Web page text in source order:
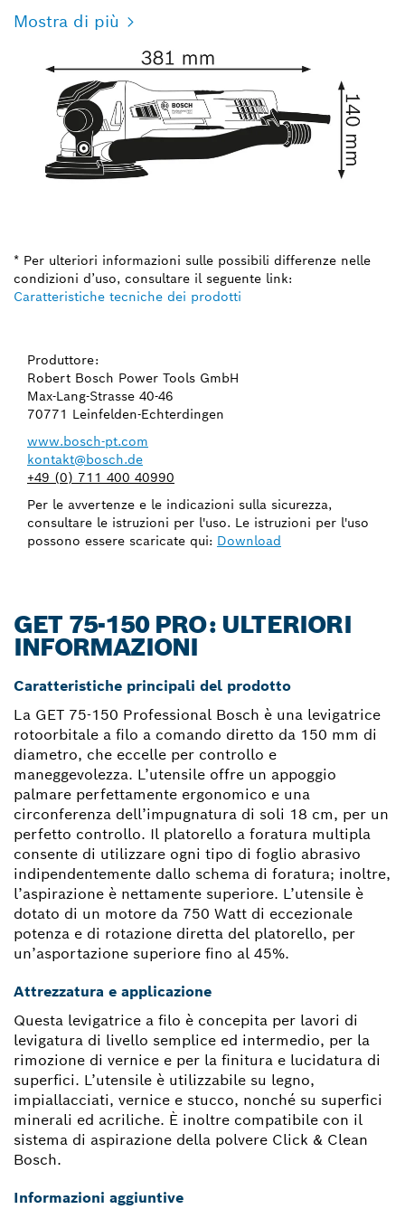
Mostra di più
* Per ulteriori informazioni sulle possibili differenze nelle
condizioni d’uso, consultare il seguente link:
Caratteristiche tecniche dei prodotti
Produttore:
Robert Bosch Power Tools GmbH
Max-Lang-Strasse 40-46
70771 Leinfelden-Echterdingen
www.bosch-pt.com
kontakt@bosch.de
+49 (0) 711 400 40990
Per le avvertenze e le indicazioni sulla sicurezza,
consultare le istruzioni per l'uso. Le istruzioni per l'uso
possono essere scaricate qui: Download
GET 75-150 PRO: ULTERIORI
INFORMAZIONI
Caratteristiche principali del prodotto
La GET 75-150 Professional Bosch è una levigatrice
rotoorbitale a filo a comando diretto da 150 mm di
diametro, che eccelle per controllo e
maneggevolezza. L’utensile offre un appoggio
palmare perfettamente ergonomico e una
circonferenza dell’impugnatura di soli 18 cm, per un
perfetto controllo. Il platorello a foratura multipla
consente di utilizzare ogni tipo di foglio abrasivo
indipendentemente dallo schema di foratura; inoltre,
l’aspirazione è nettamente superiore. L’utensile è
dotato di un motore da 750 Watt di eccezionale
potenza e di rotazione diretta del platorello, per
un’asportazione superiore fino al 45%.
Attrezzatura e applicazione
Questa levigatrice a filo è concepita per lavori di
levigatura di livello semplice ed intermedio, per la
rimozione di vernice e per la finitura e lucidatura di
superfici. L’utensile è utilizzabile su legno,
impiallacciati, vernice e stucco, nonché su superfici
minerali ed acriliche. È inoltre compatibile con il
sistema di aspirazione della polvere Click & Clean
Bosch.
Informazioni aggiuntive